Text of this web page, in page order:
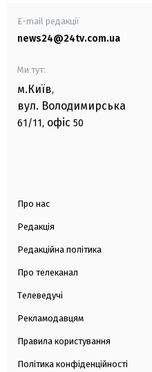
E-mail редакції
news24@24tv.com.ua
Ми тут:
м.Київ,
вул. Володимирська
61/11, офіс 50
Про нас
Редакція
Редакційна політика
Про телеканал
Телеведучі
Рекламодавцям
Правила користування
Політика конфіденційності